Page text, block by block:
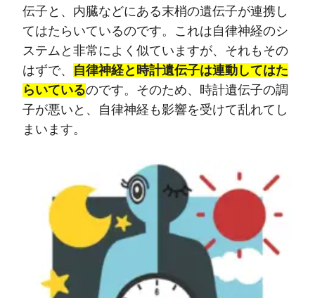
伝子と、内臓などにある末梢の遺伝子が連携し
てはたらいているのです。これは自律神経のシ
ステムと非常によく似ていますが、それもその
はずで、 自律神経と時計遺伝子は連動してはた
らいているのです。そのため、時計遺伝子の調
子が悪いと、自律神経も影響を受けて乱れてし
まいます。